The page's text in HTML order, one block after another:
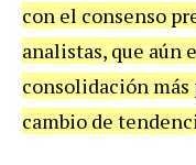
con el consenso
analistas, que aún
consolidación más
cambio de